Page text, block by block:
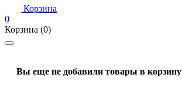
Корзина
0
Корзина (0)
Вы еще не добавили товары в корзину